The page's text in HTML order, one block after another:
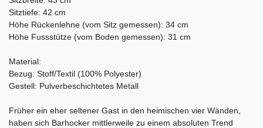
Sitztiefe: 42 cm
Höhe Rückenlehne (vom Sitz gemessen): 34 cm
Höhe Fussstütze (vom Boden gemessen): 31 cm
Material:
Bezug: Stoff/Textil (100% Polyester)
Gestell: Pulverbeschichtetes Metall
Früher ein eher seltener Gast in den heimischen vier Wänden,
haben sich Barhocker mittlerweile zu einem absoluten Trend